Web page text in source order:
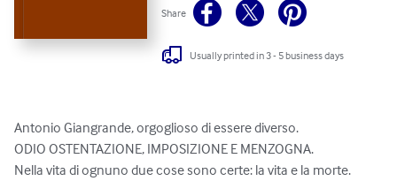
Share
Usually printed in 3 - 5 business days
Antonio Giangrande, orgoglioso di essere diverso.
ODIO OSTENTAZIONE, IMPOSIZIONE E MENZOGNA.
Nella vita di ognuno due cose sono certe: la vita e la morte.